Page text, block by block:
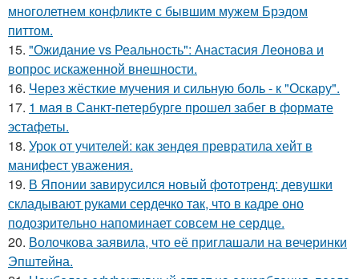
многолетнем конфликте с бывшим мужем Брэдом
питтом.
15. "Ожидание vs Реальность": Анастасия Леонова и
вопрос искаженной внешности.
16. Через жёсткие мучения и сильную боль - к "Оскару".
17. 1 мая в Санкт-петербурге прошел забег в формате
эстафеты.
18. Урок от учителей: как зендея превратила хейт в
манифест уважения.
19. В Японии завирусился новый фототренд: девушки
складывают руками сердечко так, что в кадре оно
подозрительно напоминает совсем не сердце.
20. Волочкова заявила, что её приглашали на вечеринки
Эпштейна.